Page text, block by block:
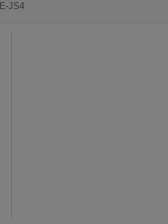
E-JS4